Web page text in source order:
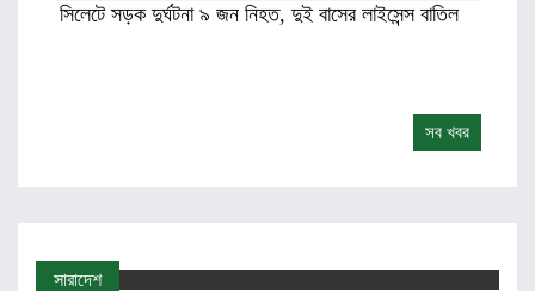
সিলেটে সড়ক দুর্ঘটনা ৯ জন নিহত, দুই বাসের লাইসেন্স বাতিল
সব খবর
সারাদেশ